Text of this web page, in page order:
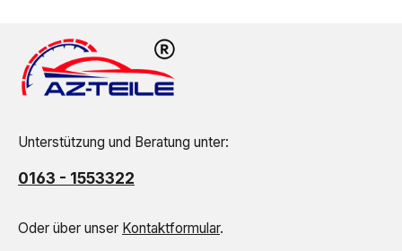
Unterstützung und Beratung unter:
0163 - 1553322
Oder über unser Kontaktformular.